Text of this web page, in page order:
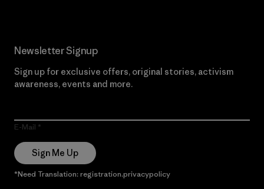
Newsletter Signup
Sign up for exclusive offers, original stories, activism
awareness, events and more.
E-Mail
Sign Me Up
*Need Translation: registration.privacypolicy